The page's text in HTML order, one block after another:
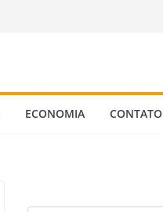
ECONOMIA CONTATO